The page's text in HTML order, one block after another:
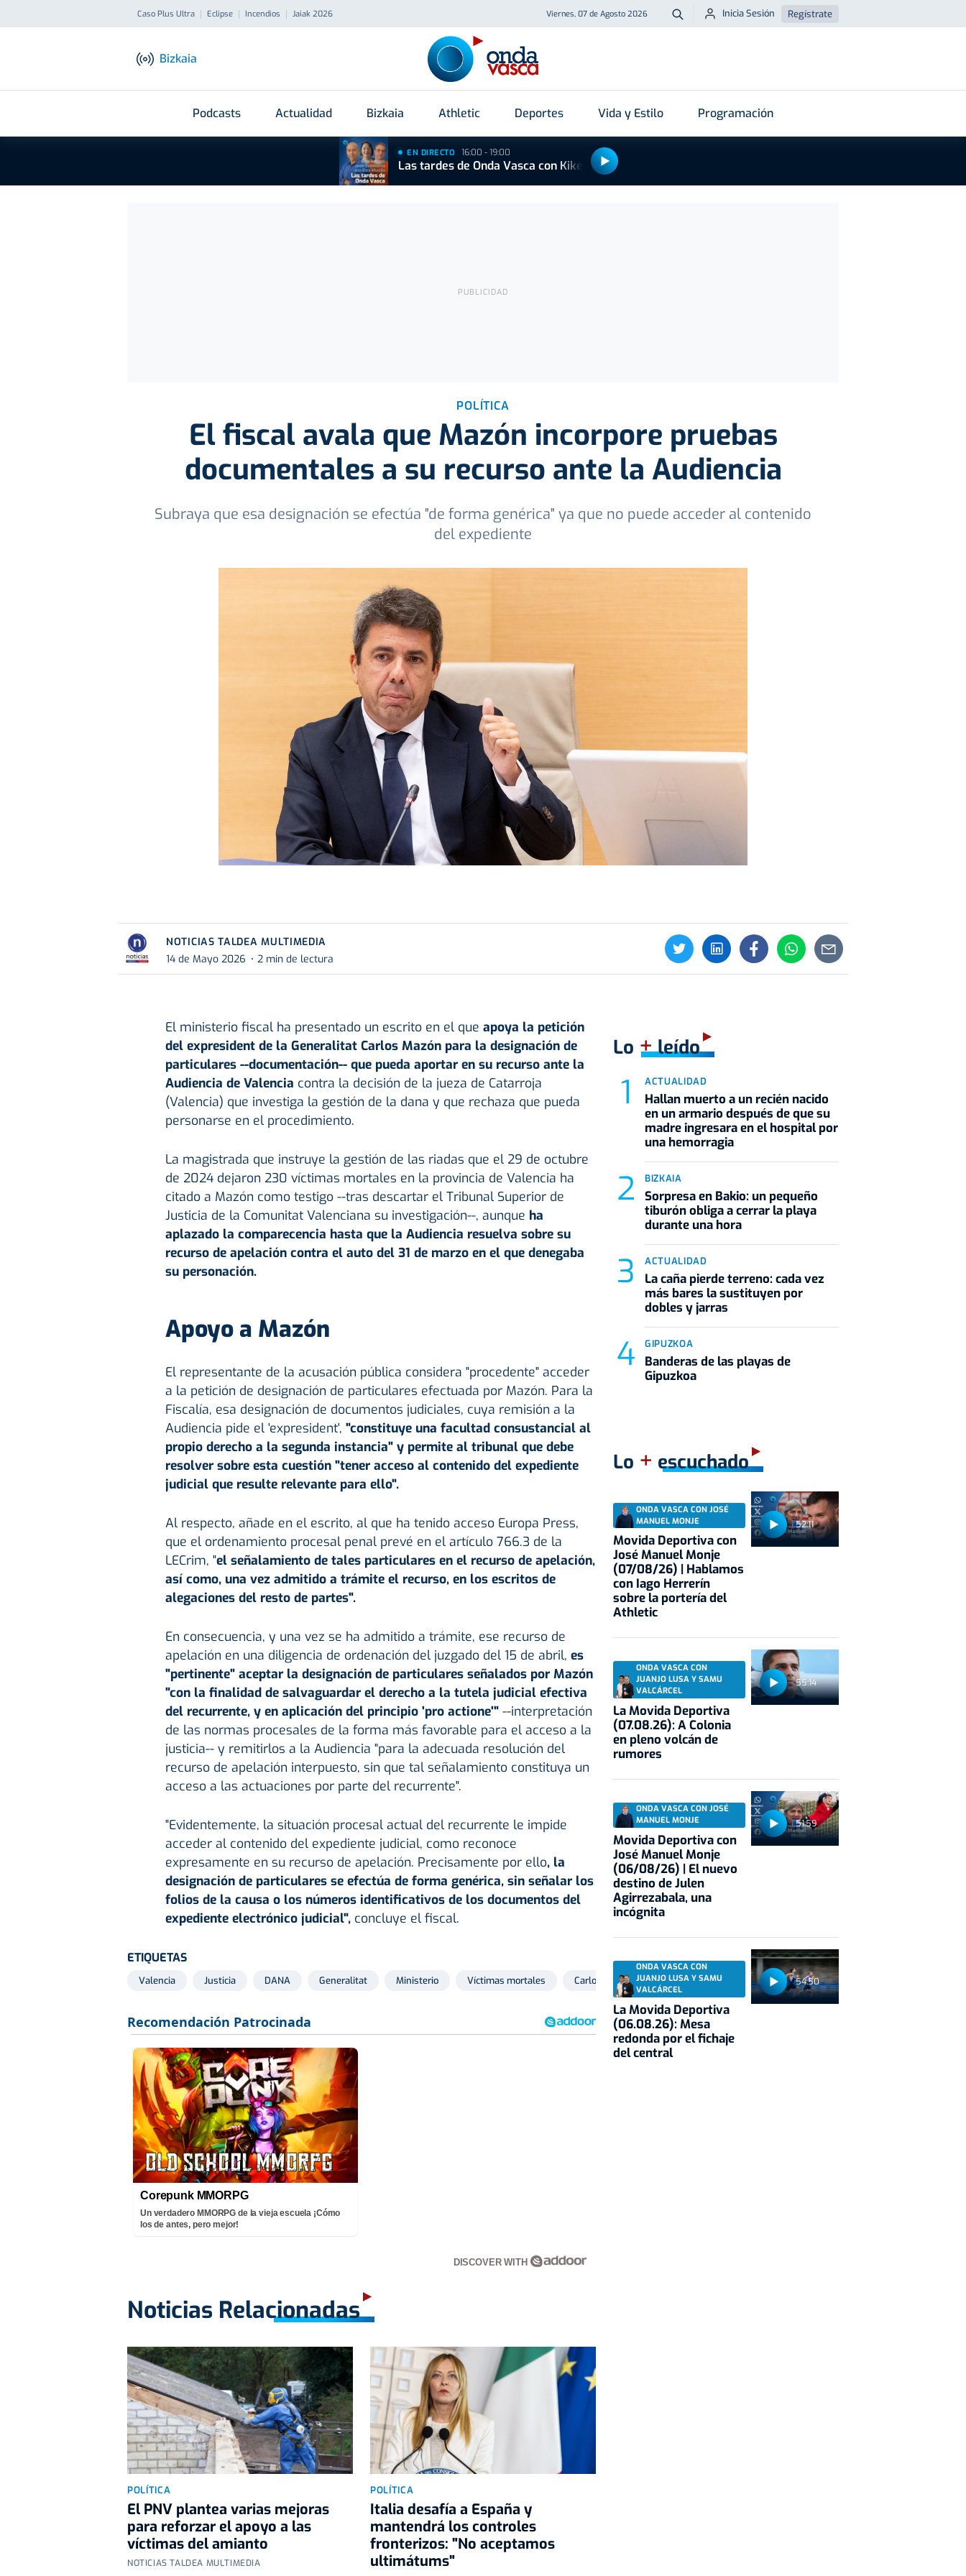
Caso Plus Ultra Eclipse Incendios Jaiak 2026 Viernes, 07 de Agosto 2026 Buscar
Inicia Sesión Regístrate
Bizkaia
Podcasts Actualidad Bizkaia Athletic Deportes Vida y Estilo Programación
EN DIRECTO 16:00 - 19:00
Las tardes de Onda Vasca con Kike Alonso
POLÍTICA
El fiscal avala que Mazón incorpore pruebas
documentales a su recurso ante la Audiencia
Subraya que esa designación se efectúa "de forma genérica" ya que no puede acceder al contenido
del expediente
NOTICIAS TALDEA MULTIMEDIA
14 de Mayo 2026
2 min de lectura
El ministerio fiscal ha presentado un escrito en el que apoya la petición
del expresident de la Generalitat Carlos Mazónpara la designación de
particulares --documentación-- que pueda aportar en su recurso ante la
Audiencia de Valencia contra la decisión de la jueza de Catarroja
(Valencia) que investiga la gestión de la dana y que rechaza que pueda
personarse en el procedimiento.
La magistrada que instruye la gestión de las riadas que el 29 de octubre
de 2024 dejaron 230 víctimas mortales en la provincia de Valencia ha
citado a Mazón como testigo --tras descartar el Tribunal Superior de
Justicia de la Comunitat Valenciana su investigación--, aunque ha
aplazado la comparecencia hasta que la Audiencia resuelva sobre su
recurso de apelación contra el auto del 31 de marzo en el que denegaba
su personación.
Apoyo a Mazón
El representante de la acusación pública considera "procedente" acceder
a la petición de designación de particulares efectuada por Mazón. Para la
Fiscalía, esa designación de documentos judiciales, cuya remisión a la
Audiencia pide el 'expresident', "constituye una facultad consustancial al
propio derecho a la segunda instancia" y permite al tribunal que debe
resolver sobre esta cuestión "tener acceso al contenido del expediente
judicial que resulte relevante para ello".
Al respecto, añade en el escrito, al que ha tenido acceso Europa Press,
que el ordenamiento procesal penal prevé en el artículo 766.3 de la
LECrim, "el señalamiento de tales particulares en el recurso de apelación,
así como, una vez admitido a trámite el recurso, en los escritos de
alegaciones del resto de partes".
En consecuencia, y una vez se ha admitido a trámite, ese recurso de
apelación en una diligencia de ordenación del juzgado del 15 de abril, es
"pertinente" aceptar la designación de particulares señalados por Mazón
"con la finalidad de salvaguardar el derecho a la tutela judicial efectiva
del recurrente, y en aplicación del principio 'pro actione'" --interpretación
de las normas procesales de la forma más favorable para el acceso a la
justicia-- y remitirlos a la Audiencia "para la adecuada resolución del
recurso de apelación interpuesto, sin que tal señalamiento constituya un
acceso a las actuaciones por parte del recurrente".
"Evidentemente, la situación procesal actual del recurrente le impide
acceder al contenido del expediente judicial, como reconoce
expresamente en su recurso de apelación. Precisamente por ello, la
designación de particulares se efectúa de forma genérica, sin señalar los
folios de la causa o los números identificativos de los documentos del
expediente electrónico judicial", concluye el fiscal.
ETIQUETAS
Valencia Justicia DANA Generalitat Ministerio Víctimas mortales Carlos Mazón
Corepunk MMORPG
Un verdadero MMORPG de la vieja escuela ¡Cómo
los de antes, pero mejor!
DISCOVER WITH
Noticias Relacionadas
POLÍTICA
El PNV plantea varias mejoras
para reforzar el apoyo a las
víctimas del amianto
NOTICIAS TALDEA MULTIMEDIA
POLÍTICA
Italia desafía a España y
mantendrá los controles
fronterizos: "No aceptamos
ultimátums"
Lo +leído
ACTUALIDAD
Hallan muerto a un recién nacido
en un armario después de que su
madre ingresara en el hospital por
una hemorragia
BIZKAIA
Sorpresa en Bakio: un pequeño
tiburón obliga a cerrar la playa
durante una hora
ACTUALIDAD
La caña pierde terreno: cada vez
más bares la sustituyen por
dobles y jarras
GIPUZKOA
Banderas de las playas de
Gipuzkoa
Lo + escuchado
52:11
ONDA VASCA CON JOSÉ
MANUEL MONJE
Movida Deportiva con
José Manuel Monje
(07/08/26) | Hablamos
con Iago Herrerín
sobre la portería del
Athletic
55:14
ONDA VASCA CON
JUANJO LUSA Y SAMU
VALCÁRCEL
La Movida Deportiva
(07.08.26): A Colonia
en pleno volcán de
rumores
51:59
ONDA VASCA CON JOSÉ
MANUEL MONJE
Movida Deportiva con
José Manuel Monje
(06/08/26) | El nuevo
destino de Julen
Agirrezabala, una
incógnita
54:50
ONDA VASCA CON
JUANJO LUSA Y SAMU
VALCÁRCEL
La Movida Deportiva
(06.08.26): Mesa
redonda por el fichaje
del central